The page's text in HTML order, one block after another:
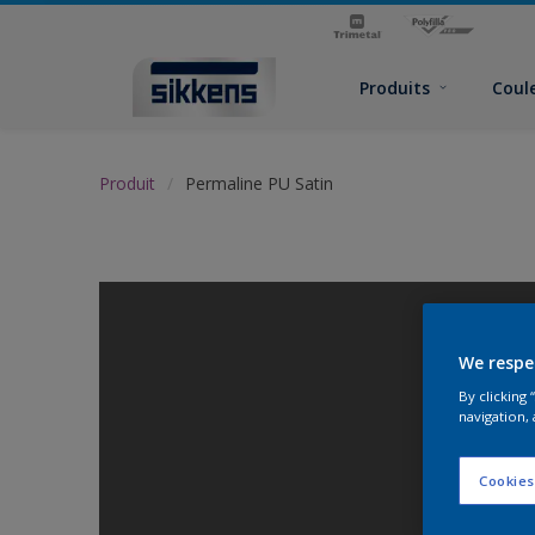
Produits
Produit Permaline PU Satin
We
By clicking
navigation,